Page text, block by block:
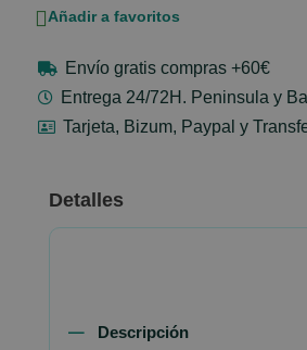
Añadir a favoritos
Envío gratis compras +60€
Entrega 24/72H. Peninsula y
Tarjeta, Bizum, Paypal y
Detalles
Descripción